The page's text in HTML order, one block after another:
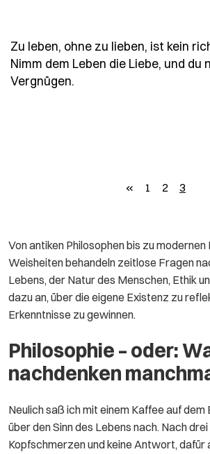
Zu leben, ohne zu lieben, ist kein
Nimm dem Leben die Liebe, und du
Vergnügen.
« zurück
1 2 3
Von antiken Philosophen bis zu
Weisheiten behandeln zeitlose Fragen
Lebens, der Natur des Menschen, Ethik
dazu an, über die eigene Existenz zu
Erkenntnisse zu gewinnen.
Philosophie – oder:
nachdenken
Neulich saß ich mit einem Kaffee auf dem
über den Sinn des Lebens nach. Nach
Kopfschmerzen und keine Antwort, dafür